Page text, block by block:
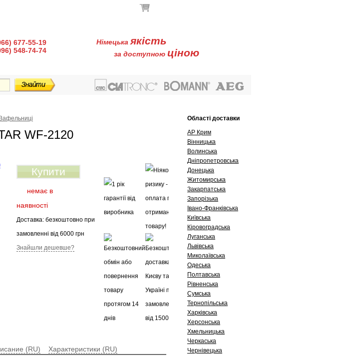
677-55-19
548-74-74
Німецька якість
за доступною ціною
WF-2120
Купити
немає в
наявності
Доставка: безкоштовно при
замовленні від 6000 грн
Знайшли дешевше?
(RU) Характеристики (RU)
Області доставки
АР Крим
Вінницька
Волинська
Дніпропетровська
Донецька
Житомирська
Закарпатська
Запорізька
Івано-Франківська
Київська
Кіровоградська
Луганська
Львівська
Миколаївська
Одеська
Полтавська
Рівненська
Сумська
Тернопільська
Харківська
Херсонська
Хмельницька
Черкаська
Чернівецька